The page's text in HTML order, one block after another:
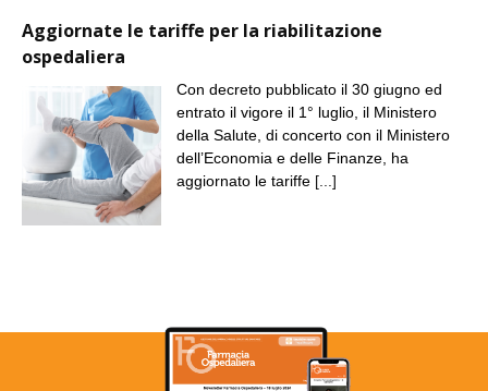
Aggiornate le tariffe per la riabilitazione
ospedaliera
Con decreto pubblicato il 30 giugno ed
entrato il vigore il 1° luglio, il Ministero
della Salute, di concerto con il Ministero
dell’Economia e delle Finanze, ha
aggiornato le tariffe [...]